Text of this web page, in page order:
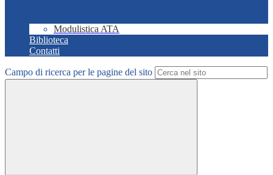
Modulistica ATA
Biblioteca
Contatti
Campo di ricerca per le pagine del sito